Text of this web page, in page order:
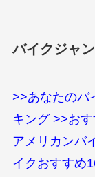
バイクジャ
>>あなたのバ
キング >>お
アメリカンバ
イクおすすめ